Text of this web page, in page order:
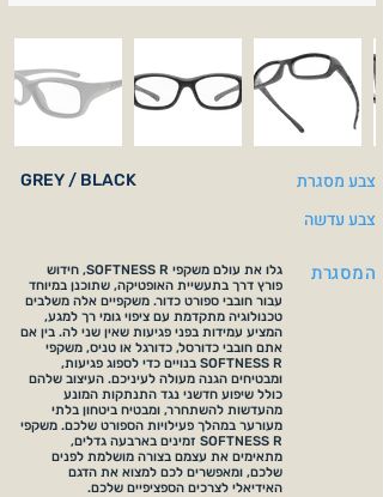
GREY / BLACK
צבע מסגרת
צבע עדשה
גלו את עולם משקפי SOFTNESS R, חידוש
פורץ דרך בתעשיית האופטיקה, שתוכנן במיוחד
עבור חובבי ספורט כדור. משקפיים אלה משלבים
טכנולוגיה מתקדמת עם ציפוי גומי רך למגע,
המציע עמידות בפני פגיעות שאין שני לה. בין אם
אתם חובבי כדורסל, כדורגל או טניס, משקפי
SOFTNESS R בנויים כדי לספוג פגיעות,
ומבטיחים הגנה מעולה לעיניכם. העיצוב שלהם
כולל שיפוע חדשני נגד התנתקות המונע
מהעדשות להשתחרר, ומבטיח ביטחון בלתי
מעורער במהלך פעילויות הספורט שלכם. משקפי
SOFTNESS R זמינים בארבעה גדלים,
מתאימים את עצמם בצורה מושלמת לפנים
שלכם, ומאפשרים לכם למצוא את הדגם
האידיאלי לצרכים הספציפיים שלכם.
המסגרת